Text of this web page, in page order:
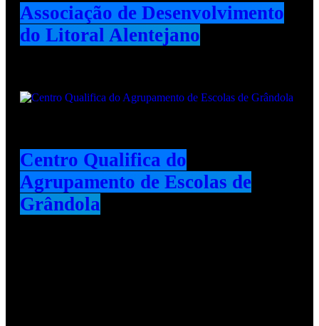
Associação de Desenvolvimento
do Litoral Alentejano
Centro Qualifica do
Agrupamento de Escolas de
Grândola